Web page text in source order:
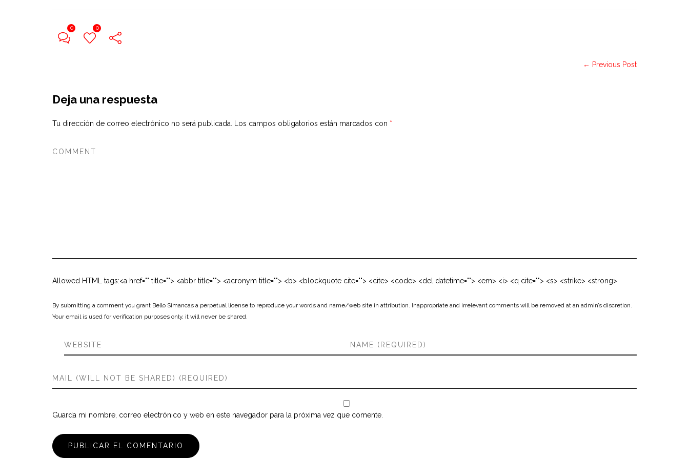
0 0
← Previous Post
Deja una respuesta
Tu dirección de correo electrónico no será publicada. Los campos obligatorios están marcados con *
Allowed HTML tags:<a href="" title=""> <abbr title=""> <acronym title=""> <b> <blockquote cite=""> <cite> <code> <del datetime=""> <em> <i> <q cite=""> <s> <strike> <strong>
By submitting a comment you grant Bello Simancas a perpetual license to reproduce your words and name/web site in attribution. Inappropriate and irrelevant comments will be removed at an admin’s discretion.
Your email is used for verification purposes only, it will never be shared.
Guarda mi nombre, correo electrónico y web en este navegador para la próxima vez que comente.